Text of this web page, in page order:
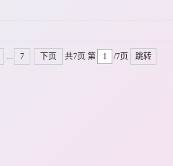
7 下页 共7页 第 /7页 跳转